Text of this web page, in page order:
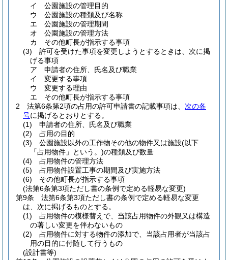
イ
公園施設の管理目的
ウ
公園施設の種類及び名称
エ
公園施設の管理期間
オ
公園施設の管理方法
カ
その他町長が指示する事項
(3)
許可を受けた事項を変更しようとするときは、次に掲
げる事項
ア
申請者の住所、氏名及び職業
イ
変更する事項
ウ
変更する理由
エ
その他町長が指示する事項
2
法第6条第2項の占用の許可申請書の記載事項は、 次の各
号に掲げるとおりとする。
(1)
申請者の住所、氏名及び職業
(2)
占用の目的
(3)
公園施設以外の工作物その他の物件又は施設(以下
「占用物件」という。)の種類及び数量
(4)
占用物件の管理方法
(5)
占用物件設置工事の期間及び実施方法
(6)
その他町長が指示する事項
(法第6条第3項ただし書の条例で定める軽易な変更)
第9条
法第6条第3項ただし書の条例で定める軽易な変更
は、次に掲げるものとする。
(1)
占用物件の模様替えで、当該占用物件の外観又は構造
の著しい変更を伴わないもの
(2)
占用物件に対する物件の添加で、当該占用者が当該占
用の目的に付随して行うもの
(設計書等)